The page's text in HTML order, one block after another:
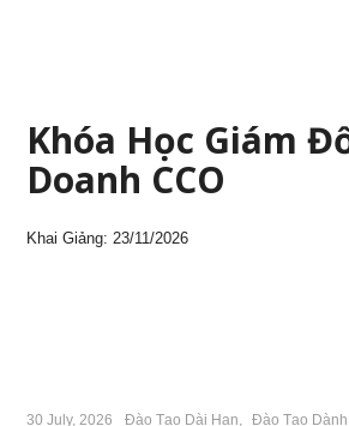
Khóa Học Giám
Doanh CCO
Khai Giảng: 23/11/2026
30 July, 2026 Đào Tạo Dài Hạn, Đào Tạo